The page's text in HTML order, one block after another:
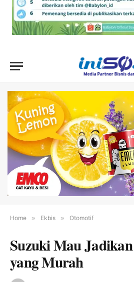
Home » Ekbis » Otomotif
Suzuki Mau
yang Murah